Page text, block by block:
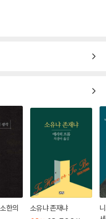
라
기준이 되어야 한다
직하지 않으며 생각할 수도 없다
는 인지적 내용을 주의 깊게 살펴
아니라 믿음의 집합으로 이루어
단을 수반한다. 이러한 해석을 바
사 너스바움은 인간의 존엄성을
심이라는 감정이 법적 역할을 담
두 감정은 공통적으로 인간이 인
욕구를 수반하기 때문에 사회 내
데 사용될 가능성이 높다는 이
한 응보주의)를 추동하는 대중적
들은 끔찍한 살인자나 아동 성
럼 여긴다. 흉악 범죄가 일어나면
한의
소유냐 존재냐